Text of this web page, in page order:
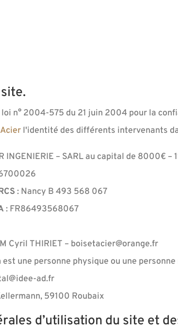
n° 2004-575 du 21 juin 2004 pour la
l'identité des différents intervenants
INGENIERIE – SARL au capital de 8000€ –
: Nancy B 493 568 067
: FR86493568067
Cyril THIRIET – boisetacier@orange.fr
une personne physique ou une personne
ad.fr
59100 Roubaix
d’utilisation du site et